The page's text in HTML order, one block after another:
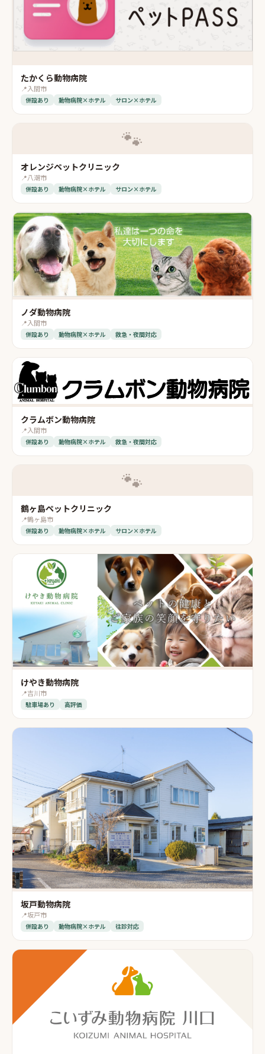
たかくら動物病院
📍入間市
併設あり 動物病院×ホテル サロン×ホテル
🐾
オレンジペットクリニック
📍八潮市
併設あり 動物病院×ホテル サロン×ホテル
ノダ動物病院
📍入間市
併設あり 動物病院×ホテル 救急・夜間対応
クラムボン動物病院
📍入間市
併設あり 動物病院×ホテル 救急・夜間対応
🐾
鶴ヶ島ペットクリニック
📍鶴ヶ島市
併設あり 動物病院×ホテル サロン×ホテル
けやき動物病院
📍吉川市
駐車場あり 高評価
坂戸動物病院
📍坂戸市
併設あり 動物病院×ホテル 往診対応